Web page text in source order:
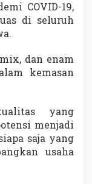
COVID-19,
di seluruh
dan enam
kemasan
yang
menjadi
saja yang
usaha